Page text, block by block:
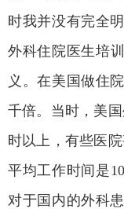
时我并没有完全
外科住院医生培
义。在美国做住
千倍。当时，美
时以上，有些医院
平均工作时间是
对于国内的外科